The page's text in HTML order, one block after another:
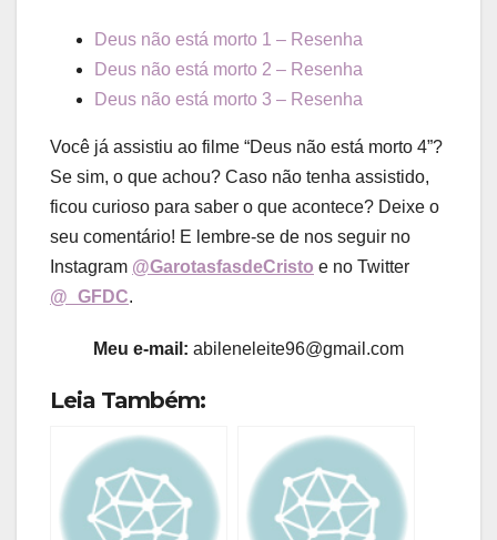
Deus não está morto 1 – Resenha
Deus não está morto 2 – Resenha
Deus não está morto 3 – Resenha
Você já assistiu ao filme “Deus não está morto 4”?
Se sim, o que achou? Caso não tenha assistido,
ficou curioso para saber o que acontece? Deixe o
seu comentário! E lembre-se de nos seguir no
Instagram @GarotasfasdeCristo e no Twitter
@_GFDC.
Meu e-mail: abileneleite96@gmail.com
Leia Também: